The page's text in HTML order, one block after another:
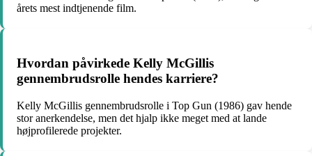
årets mest indtjenende film.
Hvordan påvirkede Kelly McGillis
gennembrudsrolle hendes karriere?
Kelly McGillis gennembrudsrolle i Top Gun (1986) gav hende
stor anerkendelse, men det hjalp ikke meget med at lande
højprofilerede projekter.